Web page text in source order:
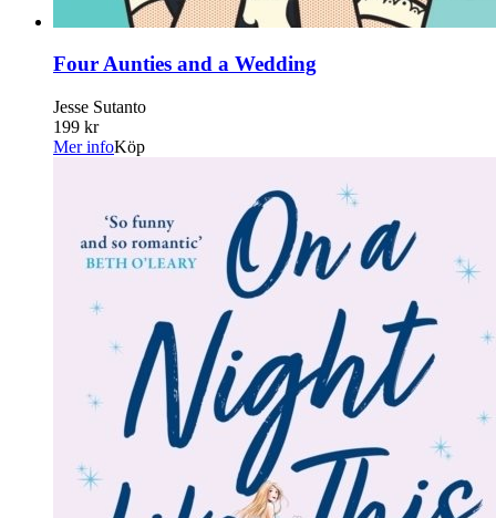
Four Aunties and a Wedding
Jesse Sutanto
199 kr
Mer infoKöp